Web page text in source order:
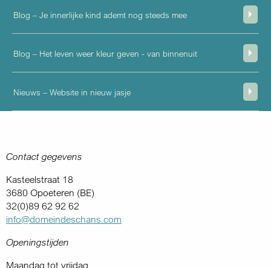
Blog – Je innerlijke kind ademt nog steeds mee
Blog – Het leven weer kleur geven - van binnenuit
Nieuws – Website in nieuw jasje
Contact gegevens
Kasteelstraat 18
3680 Opoeteren (BE)
32(0)89 62 92 62
info@domeindeschans.com
Openingstijden
Maandag tot vrijdag